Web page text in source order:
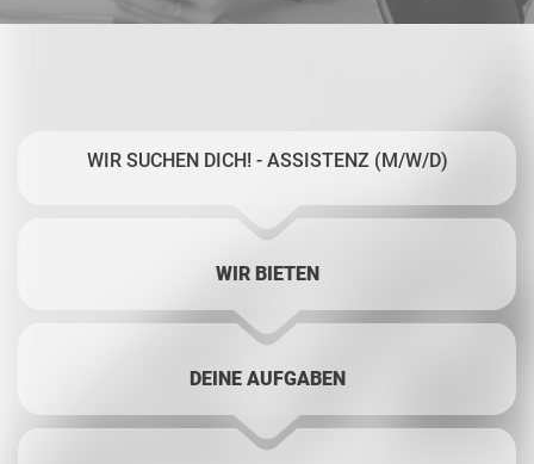
WIR SUCHEN DICH! - ASSISTENZ (M/W/D)
WIR BIETEN
DEINE AUFGABEN